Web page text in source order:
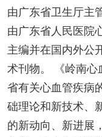
由广东省卫生厅主
由广东省人民医院
主编并在国内外公
术刊物。 《岭南心
省有关心血管疾病
础理论和新技术、
的新动向、新进展